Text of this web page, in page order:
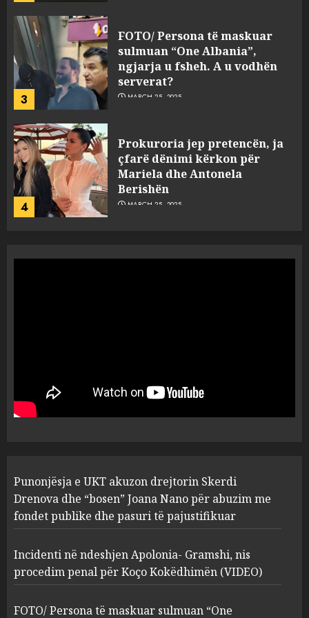
3
FOTO/ Persona të maskuar
sulmuan “One Albania”,
ngjarja u fsheh. A u vodhën
serverat?
MARCH 25, 2025
4
Prokuroria jep pretencën, ja
çfarë dënimi kërkon për
Mariela dhe Antonela
Berishën
MARCH 25, 2025
1
“bosen” Joana Nano për
abuzim me fondet publike dhe
pasuri të pajustifikuar
2
Apolonia- Gramshi, nis
procedim penal për Koço
Kokëdhimën (VIDEO)
MARCH 27, 2025
FOTO/ Persona të maskuar
sulmuan “One Albania”,
ngjarja u fsheh. A u vodhën
Punonjësja e UKT akuzon drejtorin Skerdi
Drenova dhe “bosen” Joana Nano për abuzim me
fondet publike dhe pasuri të pajustifikuar
Incidenti në ndeshjen Apolonia- Gramshi, nis
procedim penal për Koço Kokëdhimën (VIDEO)
FOTO/ Persona të maskuar sulmuan “One